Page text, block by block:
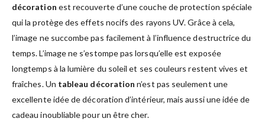
décoration est recouverte d’une couche de protection spéciale
qui la protège des effets nocifs des rayons UV. Grâce à cela,
l’image ne succombe pas facilement à l’influence destructrice du
temps. L’image ne s’estompe pas lorsqu’elle est exposée
longtemps à la lumière du soleil et ses couleurs restent vives et
fraîches. Un tableau décoration n’est pas seulement une
excellente idée de décoration d’intérieur, mais aussi une idée de
cadeau inoubliable pour un être cher.